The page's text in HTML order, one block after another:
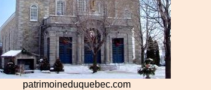
patrimoineduquebec.com